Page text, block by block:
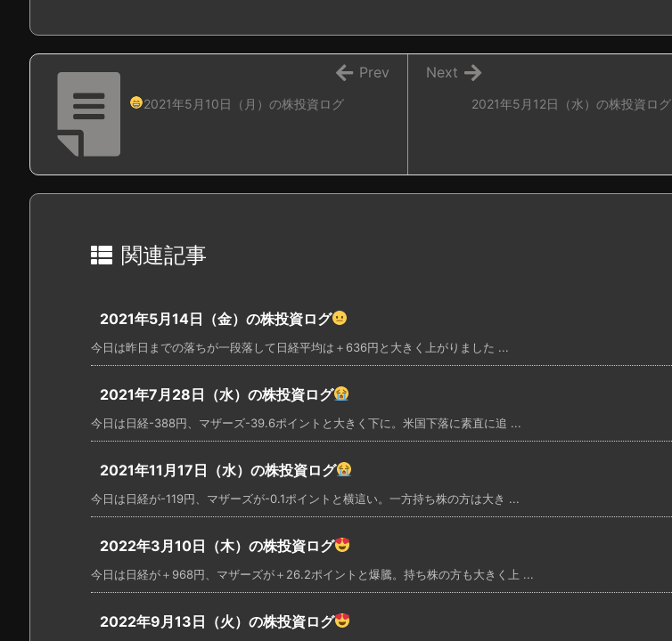
2021年5月12日（水）の株投資ログ
Next
2021年5月10日（月）の株投資ログ
Prev
関連記事
2021年5月14日（金）の株投資ログ
今日は昨日までの落ちが一段落して日経平均は＋636円と大きく上がりました ...
2021年7月28日（水）の株投資ログ
今日は日経-388円、マザーズ-39.6ポイントと大きく下に。米国下落に素直に追 ...
2021年11月17日（水）の株投資ログ
今日は日経が-119円、マザーズが-0.1ポイントと横這い。一方持ち株の方は大き ...
2022年3月10日（木）の株投資ログ
今日は日経が＋968円、マザーズが＋26.2ポイントと爆騰。持ち株の方も大きく上 ...
2022年9月13日（火）の株投資ログ